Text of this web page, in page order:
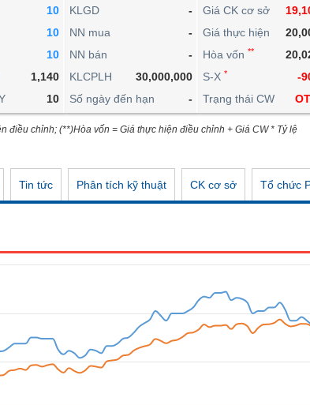
10
10
10
1,140
10
KLGD
-
NN mua
-
NN bán
-
KLCPLH
30,000,000
Số ngày đến hạn
-
Giá CK cơ sở
Giá thực hiện
Hòa vốn **
S-X *
-
Trạng thái CW
điều chỉnh; (**)Hòa vốn = Giá thực hiện điều chỉnh + Giá CW * Tỷ lệ
Tin tức Phân tích kỹ thuật CK cơ sở Tổ chức
PHÁI
TRÁI
CÔNG
XUẤT
TIN MỚI